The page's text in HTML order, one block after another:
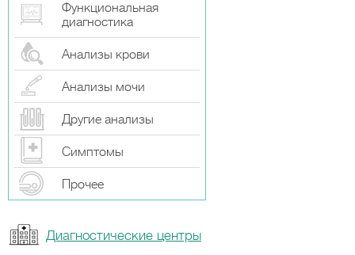
Функциональная
диагностика
Анализы крови
Анализы мочи
Другие анализы
Симптомы
Прочeе
Диагностические центры